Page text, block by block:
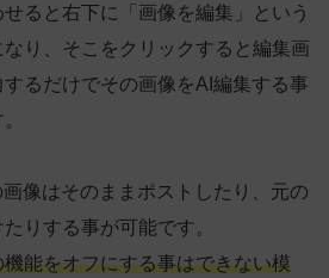
ると右下に「画像を編集」という
り、そこをクリックすると編集画
るだけでその画像をAI編集する事
像はそのままポストしたり、元の
りする事が可能です。
能をオフにする事はできない模